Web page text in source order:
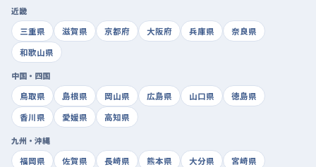
近畿
三重県
滋賀県 京都府 大阪府 兵庫県
奈良県
和歌山県
中国・四国
鳥取県
島根県 岡山県 広島県 山口県
徳島県
香川県
愛媛県 高知県
九州・沖縄
福岡県
佐賀県 長崎県 熊本県 大分県
宮崎県